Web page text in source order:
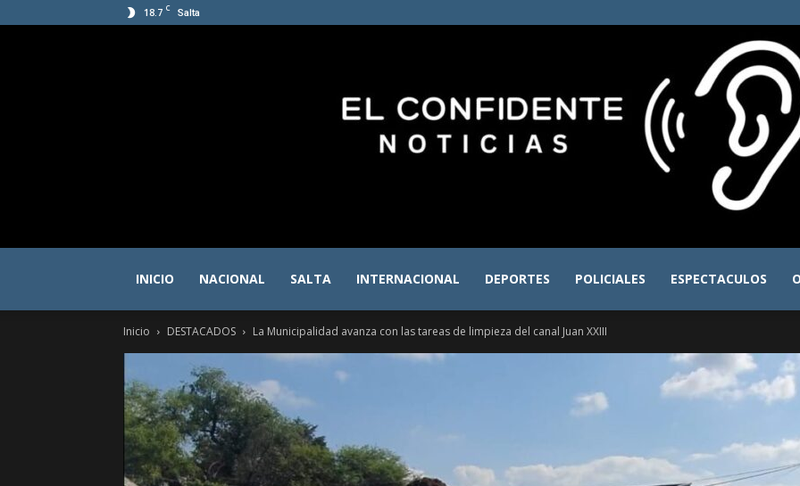
18.7 C Salta
INICIO NACIONAL SALTA INTERNACIONAL DEPORTES POLICIALES ESPECTACULOS
Inicio DESTACADOS La Municipalidad avanza con las tareas de limpieza del canal Juan XXIII